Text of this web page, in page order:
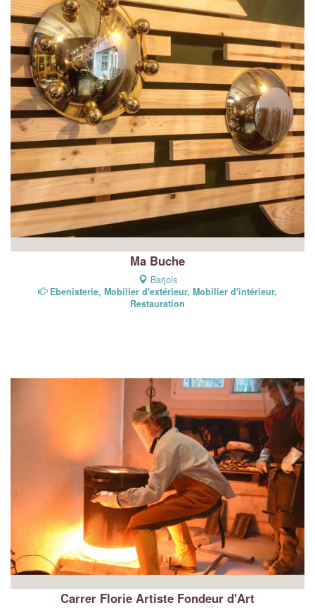
Ma Buche
Barjols
Ebenisterie, Mobilier d'extérieur, Mobilier d'intérieur,
Restauration
Carrer Florie Artiste Fondeur d'Art